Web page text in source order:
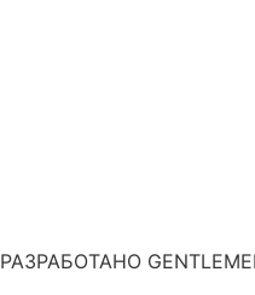
РАЗРАБОТАНО